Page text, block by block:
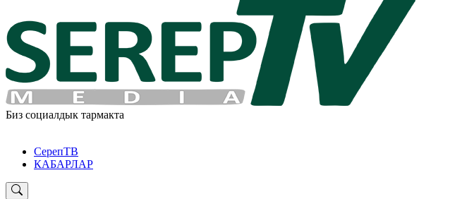
Биз социалдык тармакта
СерепТВ
КАБАРЛАР